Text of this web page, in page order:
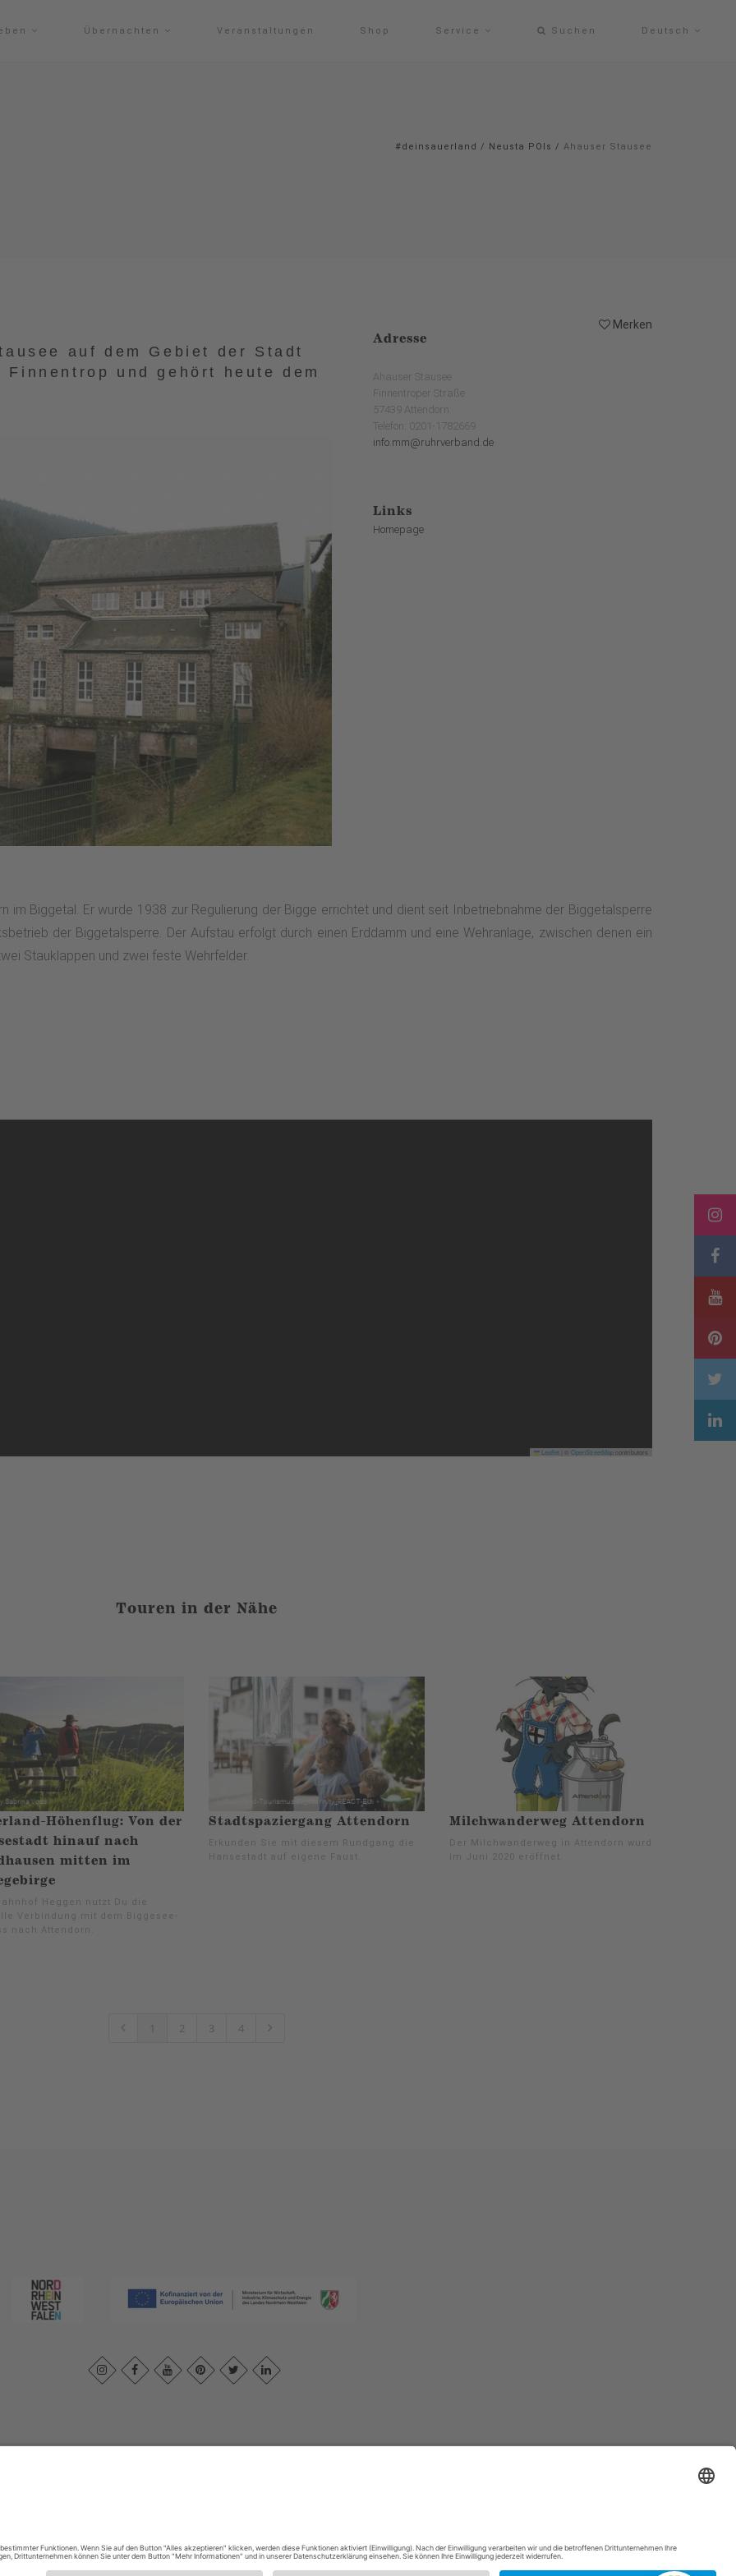
Übernachten Veranstaltungen Shop Service Suchen Deutsch
#deinsauerland / Neusta POIs / Ahauser Stausee
Merken
auf dem Gebiet der Stadt
und gehört heute dem
Adresse
Ahauser Stausee
Finnentroper Straße
57439 Attendorn
Telefon: 0201-1782669
info.mm@ruhrverband.de
Links
Homepage
im Biggetal. Er wurde 1938 zur Regulierung der Bigge errichtet und dient seit Inbetriebnahme der Biggetalsperre
der Biggetalsperre. Der Aufstau erfolgt durch einen Erddamm und eine Wehranlage, zwischen denen ein
Stauklappen und zwei feste Wehrfelder.
Leaflet OpenStreetMapcontributors
Touren in der Nähe
Höhenflug: Von der
hinauf nach
mitten im
Heggen nutzt Du die
Verbindung mit dem Biggesee-
nach Attendorn.
Stadtspaziergang Attendorn
Erkunden Sie mit diesem Rundgang die
Hansestadt auf eigene Faust.
Milchwanderweg Attendorn
Der Milchwanderweg in Attendorn wurde
im Juni 2020 eröffnet.
1 2 3 4
E: info@sauerland.com